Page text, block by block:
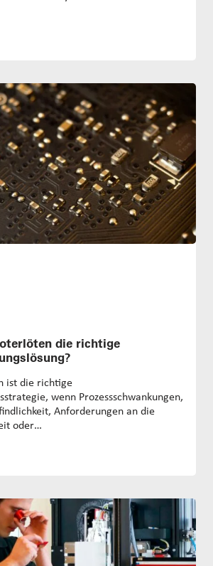
die richtige
ist die richtige
wenn Prozessschwankungen,
Anforderungen an die
oder…